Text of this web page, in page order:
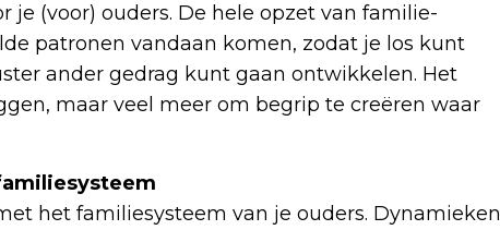
je (voor) ouders. De hele opzet van familie-
patronen vandaan komen, zodat je los kunt
ander gedrag kunt gaan ontwikkelen. Het
maar veel meer om begrip te creëren waar
het familiesysteem van je ouders. Dynamieken